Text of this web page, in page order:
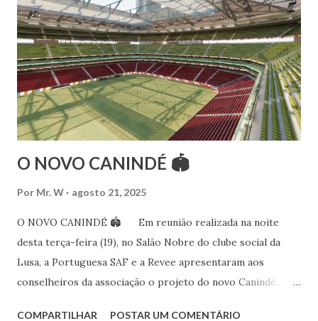
folclóricas do Rajastão (Kalbelia, Banjara, Ghoomar, Chair).
Bailarina profissional e professora de dança. Dedica-se há
15 anos ao estudo e pesquisa de danças étnicas, em especial
às danças ciganas, árabes e indianas. Iniciou seus estudos de
dança aos 4 anos de idade (em 1982) no balé clássico,
passando por diversas atividades co...
O NOVO CANINDÉ 🏟
Por Mr. W agosto 21, 2025
O NOVO CANINDÉ 🏟 Em reunião realizada na noite
desta terça-feira (19), no Salão Nobre do clube social da
Lusa, a Portuguesa SAF e a Revee apresentaram aos
conselheiros da associação o projeto do novo Canindé.
COMPARTILHAR
POSTAR UM COMENTÁRIO